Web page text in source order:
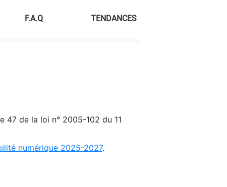
F.A.Q TENDANCES
47 de la loi n° 2005-102 du 11
numérique 2025-2027.